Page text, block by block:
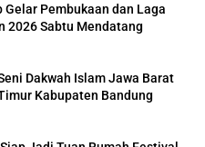
Gelar Pembukaan dan Laga
2026 Sabtu Mendatang
Dakwah Islam Jawa Barat
Kabupaten Bandung